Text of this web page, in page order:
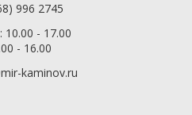
996 2745
10.00 - 17.00
- 16.00
kaminov.ru